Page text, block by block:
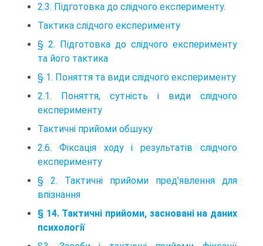
2.3. Підготовка до слідчого експерименту.
Тактика слідчого експерименту
§ 2. Підготовка до слідчого експерименту
та його тактика
§ 1. Поняття та види слідчого експерименту
2.1. Поняття, сутність і види слідчого
експерименту
Тактичні прийоми обшуку
2.6. Фіксація ходу і результатів слідчого
експерименту
§ 2. Тактичні прийоми пред'явлення для
впізнання
§ 14. Тактичні прийоми, засновані на даних
психології